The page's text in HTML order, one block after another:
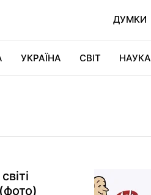
ДУМКИ
УКРАЇНА СВІТ НАУКА